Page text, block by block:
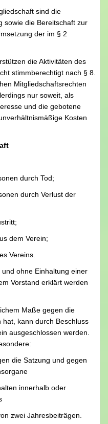
sind die
sowie die Bereitschaft zur
der im § 2
die Aktivitäten des
stimmberechtigt nach § 8.
Mitgliedschaftsrechten
nur soweit, als
und die gebotene
Kosten
durch Tod;
durch Verlust der
dem Verein;
Vereins.
ohne Einhaltung einer
Vorstand erklärt werden
Maße gegen die
kann durch Beschluss
ausgeschlossen werden.
die Satzung und gegen
innerhalb oder
zwei Jahresbeiträgen.